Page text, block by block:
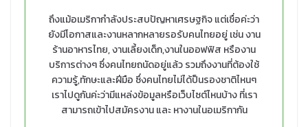
ถึงแม้อเมริกากำลังประสบปัญหาเศรษฐกิจ แต่เชื่อค่ะว่า
ยังมีโอกาสและงานหลากหลายรอรับคนไทยอยู่ เช่น งาน
ร้านอาหารไทย, งานเลี้ยงเด็ก,งานในออฟฟิส หรืองาน
บริการต่างๆ ซึ่งคนไทยถนัดอยู่แล้ว รวมถึงงานที่ต้องใช้
ความรู้,ทักษะและฝีมือ ซึ่งคนไทยไม่ได้ป็นรองชาติไหนๆ
เราไปดูกันค่ะว่ามีแหล่งข้อมูลหรือเว็บไซต์ไหนบ้าง ที่เรา
สามารถเข้าไปสมัครงาน และ หางานในอเมริกากัน